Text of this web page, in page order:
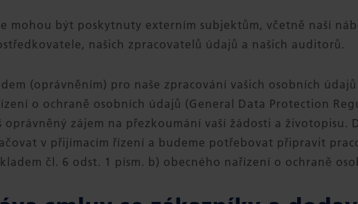
mohou být poskytnuty externím subjektům, včetně naší
našich zpracovatelů údajů a našich auditorů.
(oprávněním) pro naše zpracování vašich osobních
o ochraně osobních údajů (General Data Protection
oprávněný zájem na přezkoumání vaší žádosti a životopisu.
v přijímacím řízení a budeme potřebovat připravit
čl. 6 odst. 1 písm. b) obecného nařízení o ochraně